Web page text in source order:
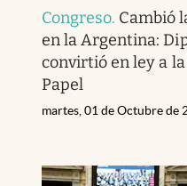
Congreso. Cambió
en la Argentina:
convirtió en ley a
Papel
martes, 01 de Octubre de